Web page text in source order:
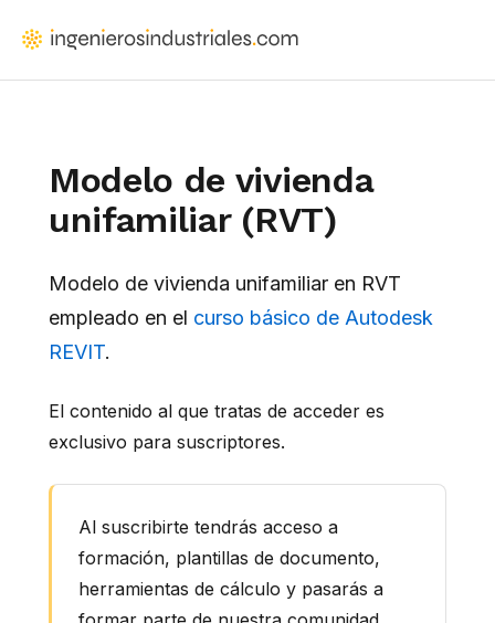
contenido
arquitectos
que
instalaciones
Modelo de vivienda
unifamiliar (RVT)
Modelo de vivienda unifamiliar en RVT
empleado en el curso básico de Autodesk
REVIT.
El contenido al que tratas de acceder es
exclusivo para suscriptores.
Al suscribirte tendrás acceso a
formación, plantillas de documento,
herramientas de cálculo y pasarás a